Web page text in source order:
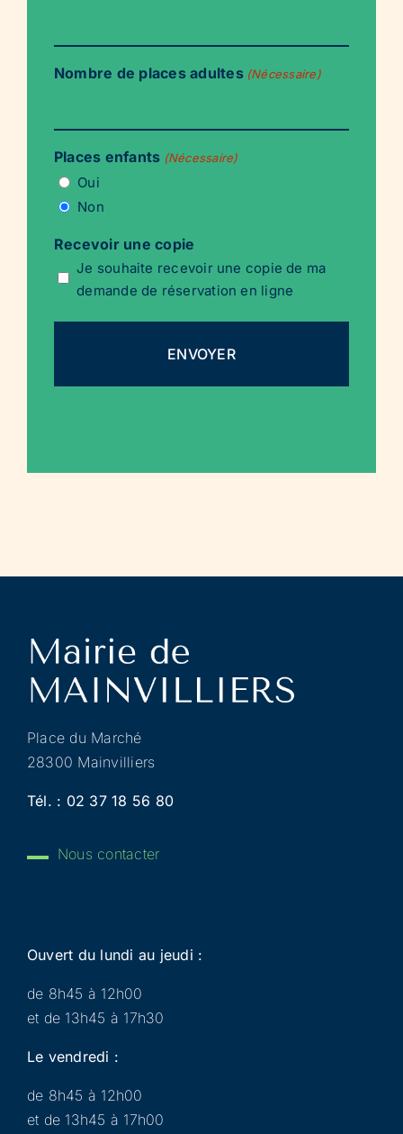
Nombre de places adultes (Nécessaire)
Places enfants (Nécessaire)
Oui
Non
Recevoir une copie
Je souhaite recevoir une copie de ma
demande de réservation en ligne
Place du Marché
28300 Mainvilliers
Tél. : 02 37 18 56 80
Nous contacter
Ouvert du lundi au jeudi :
de 8h45 à 12h00
et de 13h45 à 17h30
Le vendredi :
de 8h45 à 12h00
et de 13h45 à 17h00